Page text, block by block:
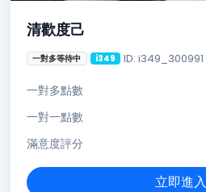
清歡度己
一對多等待中 i349 ID: i349_300991
一對多點數
一對一點數
滿意度評分
立即進入